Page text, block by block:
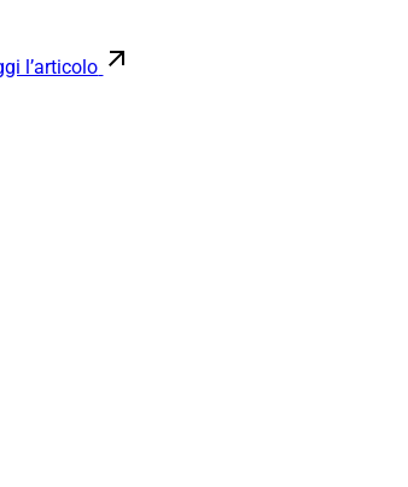
l’articolo